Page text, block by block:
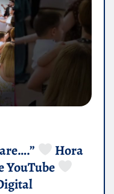
Hora
YouTube